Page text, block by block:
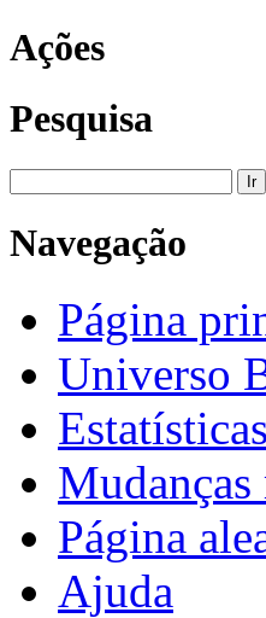
Ações
Pesquisa
Navegação
Página
Universo
Estatísticas
Mudanças
Página
Ajuda